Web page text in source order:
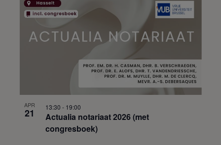
APR
21
Actualia notariaat 2026 (met
congresboek)
13:30 - 19:00